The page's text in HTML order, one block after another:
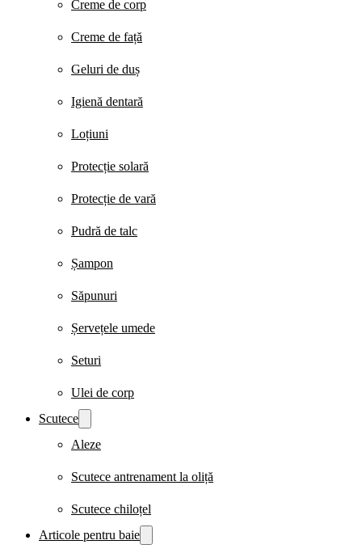
Creme de corp
Creme de față
Geluri de duș
Igienă dentară
Loțiuni
Protecție solară
Protecție de vară
Pudră de talc
Șampon
Săpunuri
Șervețele umede
Seturi
Ulei de corp
Scutece
Aleze
Scutece antrenament la oliță
Scutece chiloțel
Articole pentru baie